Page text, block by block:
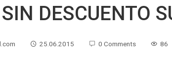
DESCUENTO
25.06.2015 0 Comments 86